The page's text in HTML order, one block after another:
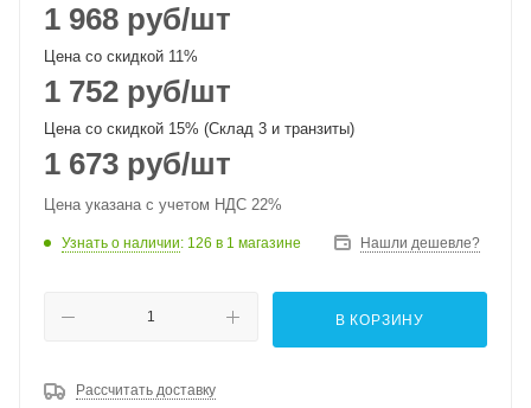
1 968 руб/шт
Цена со скидкой 11%
1 752 руб/шт
Цена со скидкой 15% (Склад 3 и транзиты)
1 673 руб/шт
Цена указана с учетом НДС 22%
Узнать о наличии: 126 в 1 магазине Нашли дешевле?
В КОРЗИНУ
Рассчитать доставку